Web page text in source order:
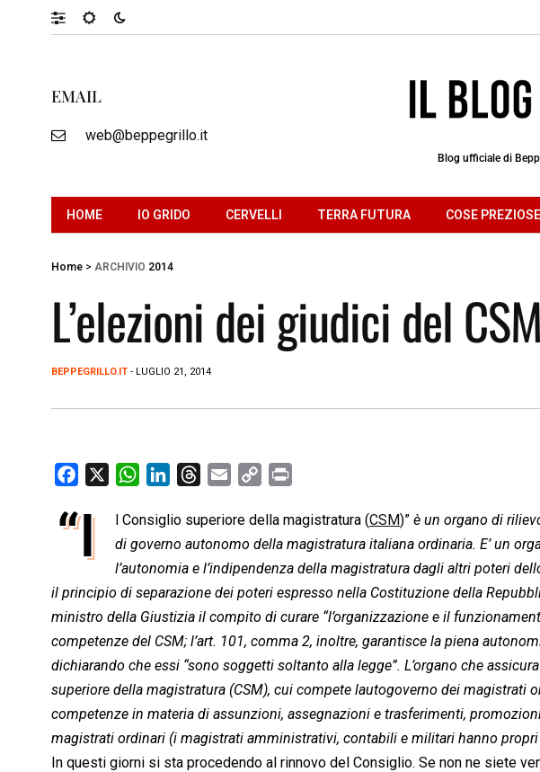
EMAIL
web@beppegrillo.it
Blog ufficiale di
HOME IO GRIDO CERVELLI TERRA FUTURA COSE PREZIOSE
Home > ARCHIVIO 2014
L’elezioni dei giudici del
BEPPEGRILLO.IT - LUGLIO 21, 2014
c
o
o
k
W
a
t
s
A
p
p
n
k
e
d
I
n
r
e
a
d
s
a
i
l
p
y
L
i
n
k
i
n
t
“I l Consiglio superiore della magistratura (CSM)” è un organo di
di governo autonomo della magistratura italiana ordinaria. E’ un
l’autonomia e l’indipendenza della magistratura dagli altri poteri
il principio di separazione dei poteri espresso nella Costituzione della
ministro della Giustizia il compito di curare “l’organizzazione e il
competenze del CSM; l’art. 101, comma 2, inoltre, garantisce la piena
dichiarando che essi “sono soggetti soltanto alla legge”. L’organo che
superiore della magistratura (CSM), cui compete lautogoverno dei magistrati
competenze in materia di assunzioni, assegnazioni e trasferimenti,
magistrati ordinari (i magistrati amministrativi, contabili e militari hanno
In questi giorni si sta procedendo al rinnovo del Consiglio. Se non ne siete